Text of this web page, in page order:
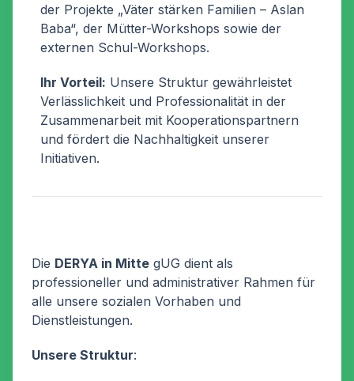
der Projekte „Väter stärken Familien – Aslan
Baba“, der Mütter-Workshops sowie der
externen Schul-Workshops.
Ihr Vorteil: Unsere Struktur gewährleistet
Verlässlichkeit und Professionalität in der
Zusammenarbeit mit Kooperationspartnern
und fördert die Nachhaltigkeit unserer
Initiativen.
Die DERYA in Mitte gUG dient als
professioneller und administrativer Rahmen für
alle unsere sozialen Vorhaben und
Dienstleistungen.
Unsere Struktur: